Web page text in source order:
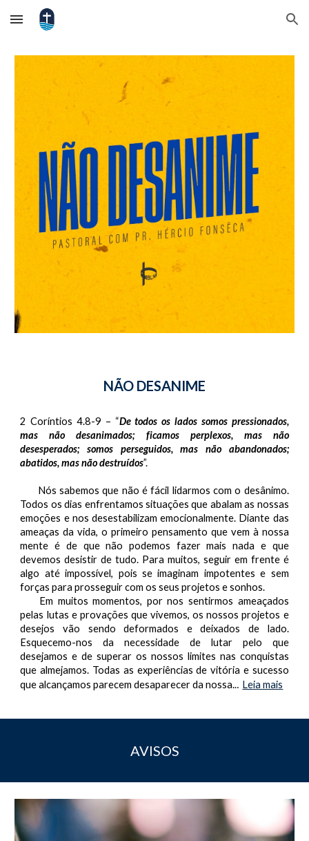
Skip to main content Skip to navigation
NÃO DESANIME
2 Coríntios 4.8-9 – “De todos os lados somos pressionados,
mas não desanimados; ficamos perplexos, mas não
desesperados; somos perseguidos, mas não abandonados;
abatidos, mas não destruídos”.
Nós sabemos que não é fácil lidarmos com o desânimo.
Todos os dias enfrentamos situações que abalam as nossas
emoções e nos desestabilizam emocionalmente. Diante das
ameaças da vida, o primeiro pensamento que vem à nossa
mente é de que não podemos fazer mais nada e que
devemos desistir de tudo. Para muitos, seguir em frente é
algo até impossível, pois se imaginam impotentes e sem
forças para prosseguir com os seus projetos e sonhos.
Em muitos momentos, por nos sentirmos ameaçados
pelas lutas e provações que vivemos, os nossos projetos e
desejos vão sendo deformados e deixados de lado.
Esquecemo-nos da necessidade de lutar pelo que
desejamos e de superar os nossos limites nas conquistas
que almejamos. Todas as experiências de vitória e sucesso
que alcançamos parecem desaparecer da nossa... Leia mais
AVISOS